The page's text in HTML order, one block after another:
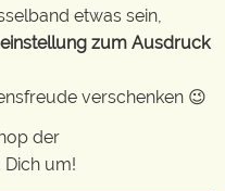
etwas sein,
zum Ausdruck
verschenken 😉
der
um!